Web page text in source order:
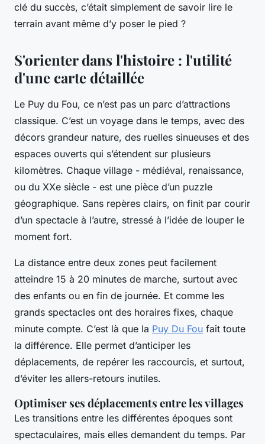
clé du succès, c’était simplement de savoir lire le
terrain avant même d’y poser le pied ?
S'orienter dans l'histoire : l'utilité
d'une carte détaillée
Le Puy du Fou, ce n’est pas un parc d’attractions
classique. C’est un voyage dans le temps, avec des
décors grandeur nature, des ruelles sinueuses et des
espaces ouverts qui s’étendent sur plusieurs
kilomètres. Chaque village - médiéval, renaissance,
ou du XXe siècle - est une pièce d’un puzzle
géographique. Sans repères clairs, on finit par courir
d’un spectacle à l’autre, stressé à l’idée de louper le
moment fort.
La distance entre deux zones peut facilement
atteindre 15 à 20 minutes de marche, surtout avec
des enfants ou en fin de journée. Et comme les
grands spectacles ont des horaires fixes, chaque
minute compte. C’est là que la Puy Du Fou fait toute
la différence. Elle permet d’anticiper les
déplacements, de repérer les raccourcis, et surtout,
d’éviter les allers-retours inutiles.
Optimiser ses déplacements entre les villages
Les transitions entre les différentes époques sont
spectaculaires, mais elles demandent du temps. Par